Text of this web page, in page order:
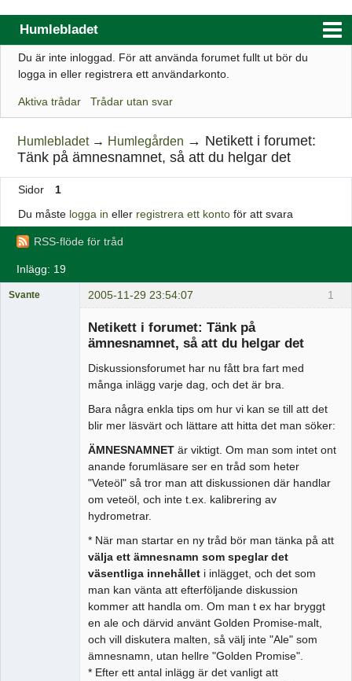
Humlebladet
Index
Regler
Sök
Registrera ett konto
Webbutik
Du är inte inloggad. För att använda forumet fullt ut bör du
logga in eller registrera ett användarkonto.
Aktiva trådar Trådar utan svar
Humlebladet → Humlegården → Netikett i forumet:
Tänk på ämnesnamnet, så att du helgar det
Sidor
1
Du måste logga in eller registrera ett kontoför att svara
RSS-flöde för tråd
Inlägg: 19
1
Svante 2005-11-29 23:54:07
Netikett i forumet: Tänk på
ämnesnamnet, så att du helgar det
Diskussionsforumet har nu fått bra fart med
många inlägg varje dag, och det är bra.
Bara några enkla tips om hur vi kan se till att det
blir mer läsvärt och lättare att hitta det man söker:
ÄMNESNAMNET är viktigt. Om man som intet ont
anande forumläsare ser en tråd som heter
"Veteöl" så tror man att diskussionen där handlar
om veteöl, och inte t.ex. kalibrering av
hydrometrar.
* När man startar en ny tråd bör man tänka på att
välja ett ämnesnamn som speglar det
väsentliga innehållet i inlägget, och det som
man kan vänta att efterföljande diskussion
kommer att handla om. Om man t ex har bryggt
en ale och därvid använt Golden Promise-malt,
och vill diskutera malten, så välj inte "Ale" som
ämnesnamn, utan hellre "Golden Promise".
* Efter ett antal inlägg är det vanligt att